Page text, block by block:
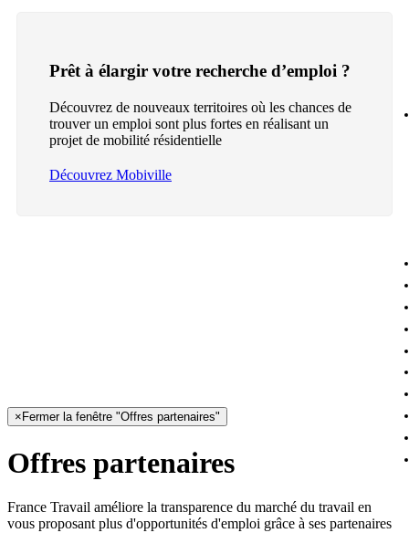
Prêt à élargir votre recherche d’emploi ?
Découvrez de nouveaux territoires où les chances de
trouver un emploi sont plus fortes en réalisant un
projet de mobilité résidentielle
Découvrez Mobiville
× Fermer la fenêtre "Offres partenaires"
Offres partenaires
France Travail améliore la transparence du marché du travail en
vous proposant plus d'opportunités d'emploi grâce à ses partenaires